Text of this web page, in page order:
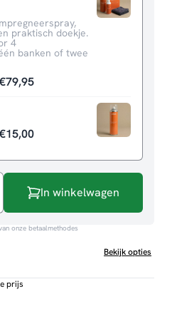
praktisch doekje.
4
banken of twee
€79,95
€15,00
In winkelwagen
onze betaalmethodes
Bekijk opties
prijs